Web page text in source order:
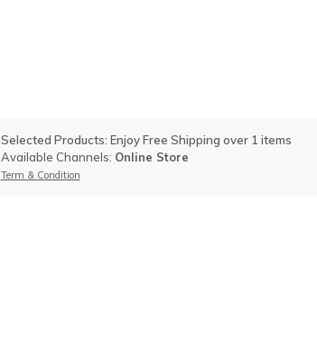
Selected Products: Enjoy Free Shipping over 1 items
Available Channels: Online Store
Term & Condition